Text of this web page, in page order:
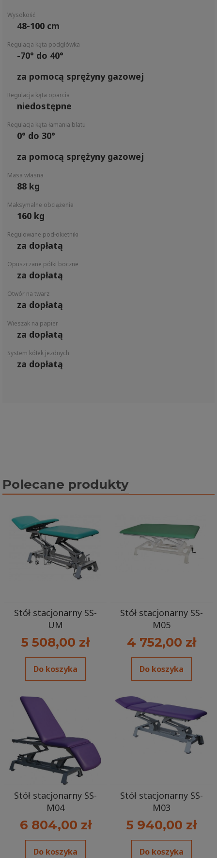
Wysokość
48-100 cm
Regulacja kąta podgłówka
-70° do 40°
za pomocą sprężyny gazowej
Regulacja kąta oparcia
niedostępne
Regulacja kąta łamania blatu
0° do 30°
za pomocą sprężyny gazowej
Masa własna
88 kg
Maksymalne obciążenie
160 kg
Regulowane podłokietniki
za dopłatą
Opuszczane półki boczne
za dopłatą
Otwór na twarz
za dopłatą
Wieszak na papier
za dopłatą
System kółek jezdnych
za dopłatą
Polecane produkty
Stół stacjonarny SS-
UM
5 508,00 zł
Do koszyka
Stół stacjonarny SS-
M05
4 752,00 zł
Do koszyka
Stół stacjonarny SS-
M04
6 804,00 zł
Do koszyka
Stół stacjonarny SS-
M03
5 940,00 zł
Do koszyka